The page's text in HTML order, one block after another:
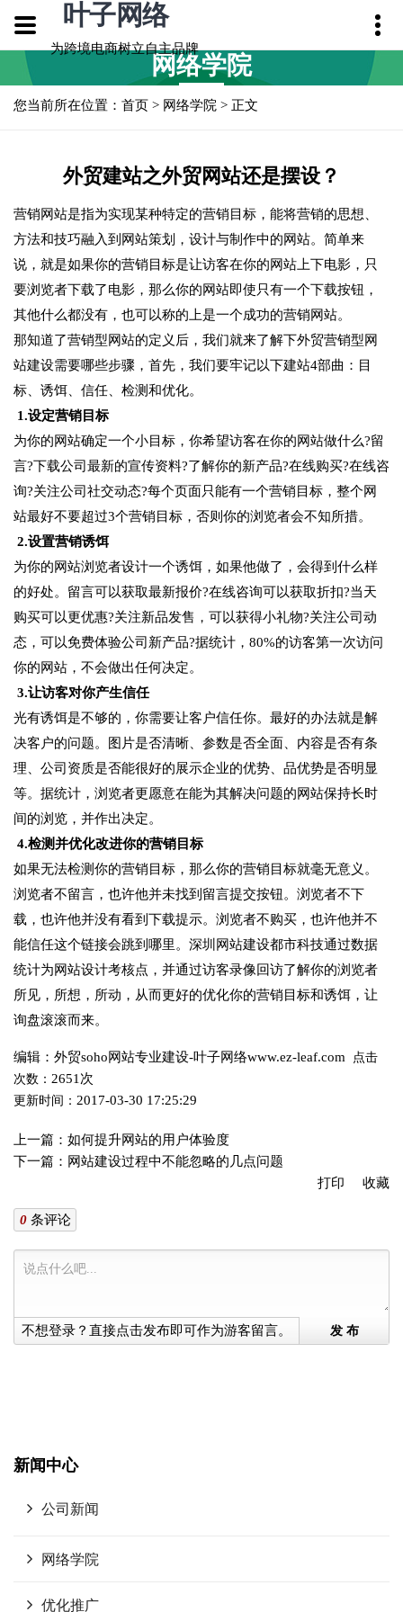
叶子网络
为跨境电商树立自主品牌
网络学院
您当前所在位置： 首页 > 网络学院 > 正文
外贸建站之外贸网站还是摆设？
营销网站是指为实现某种特定的营销目标，能将营销的思想、
方法和技巧融入到网站策划，设计与制作中的网站。简单来
说，就是如果你的营销目标是让访客在你的网站上下电影，只
要浏览者下载了电影，那么你的网站即使只有一个下载按钮，
其他什么都没有，也可以称的上是一个成功的营销网站。
那知道了营销型网站的定义后，我们就来了解下外贸营销型网
站建设需要哪些步骤，首先，我们要牢记以下建站4部曲：目
标、诱饵、信任、检测和优化。
1.设定营销目标
为你的网站确定一个小目标，你希望访客在你的网站做什么?留
言?下载公司最新的宣传资料?了解你的新产品?在线购买?在线咨
询?关注公司社交动态?每个页面只能有一个营销目标，整个网
站最好不要超过3个营销目标，否则你的浏览者会不知所措。
2.设置营销诱饵
为你的网站浏览者设计一个诱饵，如果他做了，会得到什么样
的好处。留言可以获取最新报价?在线咨询可以获取折扣?当天
购买可以更优惠?关注新品发售，可以获得小礼物?关注公司动
态，可以免费体验公司新产品?据统计，80%的访客第一次访问
你的网站，不会做出任何决定。
3.让访客对你产生信任
光有诱饵是不够的，你需要让客户信任你。最好的办法就是解
决客户的问题。图片是否清晰、参数是否全面、内容是否有条
理、公司资质是否能很好的展示企业的优势、品优势是否明显
等。据统计，浏览者更愿意在能为其解决问题的网站保持长时
间的浏览，并作出决定。
4.检测并优化改进你的营销目标
如果无法检测你的营销目标，那么你的营销目标就毫无意义。
浏览者不留言，也许他并未找到留言提交按钮。浏览者不下
载，也许他并没有看到下载提示。浏览者不购买，也许他并不
能信任这个链接会跳到哪里。深圳网站建设都市科技通过数据
统计为网站设计考核点，并通过访客录像回访了解你的浏览者
所见，所想，所动，从而更好的优化你的营销目标和诱饵，让
询盘滚滚而来。
编辑：外贸soho网站专业建设-叶子网络www.ez-leaf.com 点击
次数： 2651次
更新时间： 2017-03-30 17:25:29
上一篇： 如何提升网站的用户体验度
下一篇： 网站建设过程中不能忽略的几点问题
收藏
打印
0 条评论
不想登录？直接点击发布即可作为游客留言。 发 布
新闻中心
公司新闻
网络学院
优化推广